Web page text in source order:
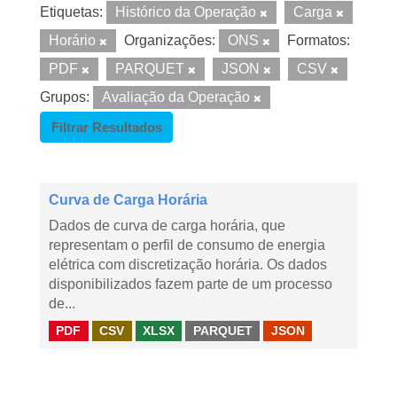
Etiquetas: Histórico da Operação
Carga
Horário
Organizações: ONS
Formatos:
PDF
PARQUET JSON
CSV
Grupos:
Avaliação da Operação
Filtrar Resultados
Curva de Carga Horária
Dados de curva de carga horária, que
representam o perfil de consumo de energia
elétrica com discretização horária. Os dados
disponibilizados fazem parte de um processo
de...
PDF CSV XLSX PARQUET JSON